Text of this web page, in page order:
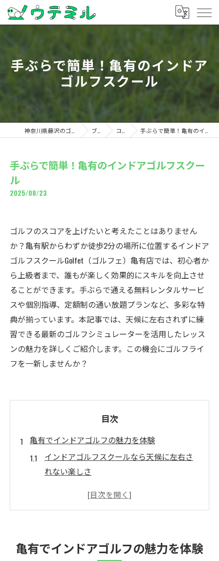
手ぶらで簡単！亀有のインドア
ゴルフスクール
ブログ コラム 手ぶらで簡単！亀有のインドアゴルフスクール
手ぶらで簡単！亀有のインドアゴルフスクー
ル
2025/08/23
ゴルフのスコアを上げたいと考えたことはありません
か？亀有駅からわずか徒歩2分の場所に位置するインドア
ゴルフスクールGolfet（ゴルフェ）亀有店では、初心者か
ら上級者まで、誰もが楽しく効果的にスキルを向上させ
ることができます。手ぶらで通える無料レンタルサービ
スや個別指導、定額制の通い放題プランなど、多彩な特
典が揃っています。本記事では、天候に左右されずに練
習できる最新のゴルフシミュレーターを活用したレッス
ンの魅力を詳しくご紹介します。この機会にゴルフライ
フを一新しませんか？
目次
亀有でインドアゴルフの魅力を体験
インドアゴルフスクールなら天候に左右さ
れない楽しさ
駅近のインドアゴルフスクールで気軽に始
通いやすさで選ぶインドアゴルフスクール
亀有でインドアゴルフの魅力を体験